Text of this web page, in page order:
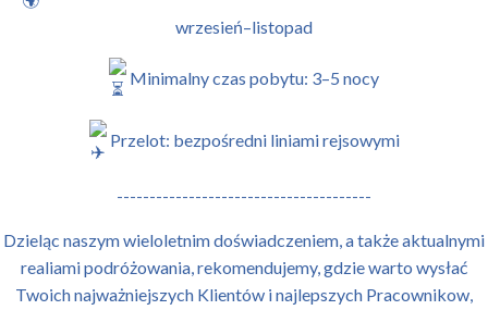
wrzesień–listopad
Minimalny czas pobytu: 3–5 nocy
Przelot: bezpośredni liniami rejsowymi
---------------------------------------
Dzieląc naszym wieloletnim doświadczeniem, a także aktualnymi
realiami podróżowania, rekomendujemy, gdzie warto wysłać
Twoich najważniejszych Klientów i najlepszych Pracownikow,